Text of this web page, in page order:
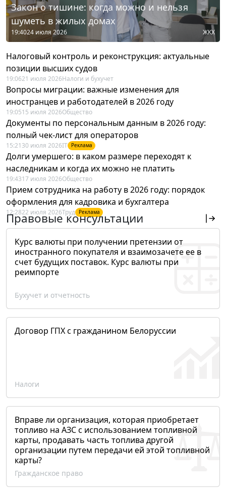
Закон о тишине: когда можно и нельзя
шуметь в жилых домах
19:4024 июля 2026 ЖКХ
Налоговый контроль и реконструкция: актуальные
позиции высших судов
19:0621 июля 2026Налоги и бухучет
Вопросы миграции: важные изменения для
иностранцев и работодателей в 2026 году
19:0515 июля 2026Общество
Документы по персональным данным в 2026 году:
полный чек-лист для операторов
15:21 30 июля 2026IT Реклама
Долги умершего: в каком размере переходят к
наследникам и когда их можно не платить
19:4317 июля 2026Общество
Прием сотрудника на работу в 2026 году: порядок
оформления для кадровика и бухгалтера
12:2822 июля 2026Труд Реклама
Правовые консультации
Курс валюты при получении претензии от
иностранного покупателя и взаимозачете ее в
счет будущих поставок. Курс валюты при
реимпорте
Бухучет и отчетность
Договор ГПХ с гражданином Белоруссии
Налоги
Вправе ли организация, которая приобретает
топливо на АЗС с использованием топливной
карты, продавать часть топлива другой
организации путем передачи ей этой топливной
карты?
Гражданское право